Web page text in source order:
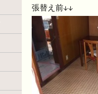
張替え前↓↓